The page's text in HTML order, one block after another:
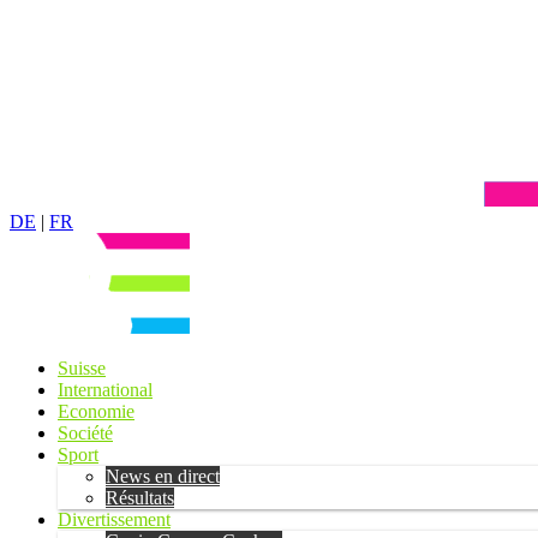
DE | FR
Suisse
International
Economie
Société
Sport
News en direct
Résultats
Divertissement